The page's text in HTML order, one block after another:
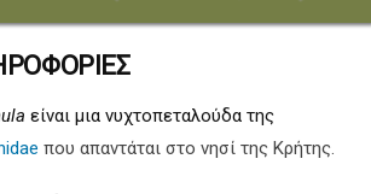
είναι μια νυχτοπεταλούδα της
που απαντάται στο νησί της Κρήτης.